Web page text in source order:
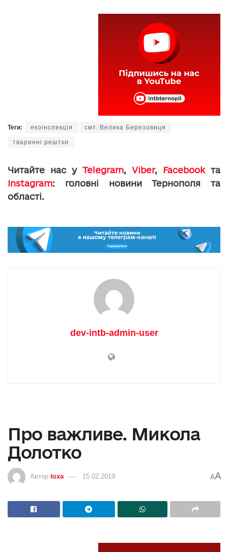
Теги: екоінспекція смт. Велика Березовиця
тваринні рештки
Читайте нас у Telegram, Viber, Facebookта
Instagram: головні новини Тернополя та
області.
dev-intb-admin-user
Про важливе. Микола
Долотко
Автор toxa 15.02.2019 AA